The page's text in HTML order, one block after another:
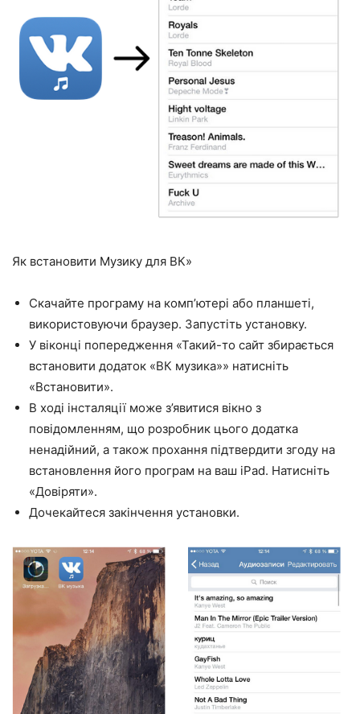
Як встановити Музику для ВК»
Скачайте програму на комп’ютері або планшеті,
використовуючи браузер. Запустіть установку.
У віконці попередження «Такий-то сайт збирається
встановити додаток «ВК музика»» натисніть
«Встановити».
В ході інсталяції може з’явитися вікно з
повідомленням, що розробник цього додатка
ненадійний, а також прохання підтвердити згоду на
встановлення його програм на ваш iPad. Натисніть
«Довіряти».
Дочекайтеся закінчення установки.